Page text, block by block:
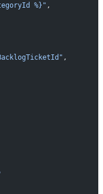
%}" ,
,